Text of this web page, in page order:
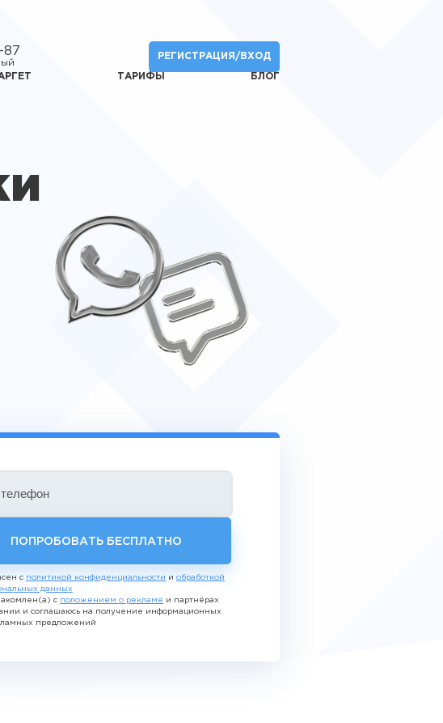
87 РЕГИСТРАЦИЯ/ВХОД
ТАРИФЫ БЛОГ
ПОПРОБОВАТЬ БЕСПЛАТНО
с политикой конфиденциальности и обработкой
данных
с положением о рекламе и партнёрах
и соглашаюсь на получение информационных
предложений